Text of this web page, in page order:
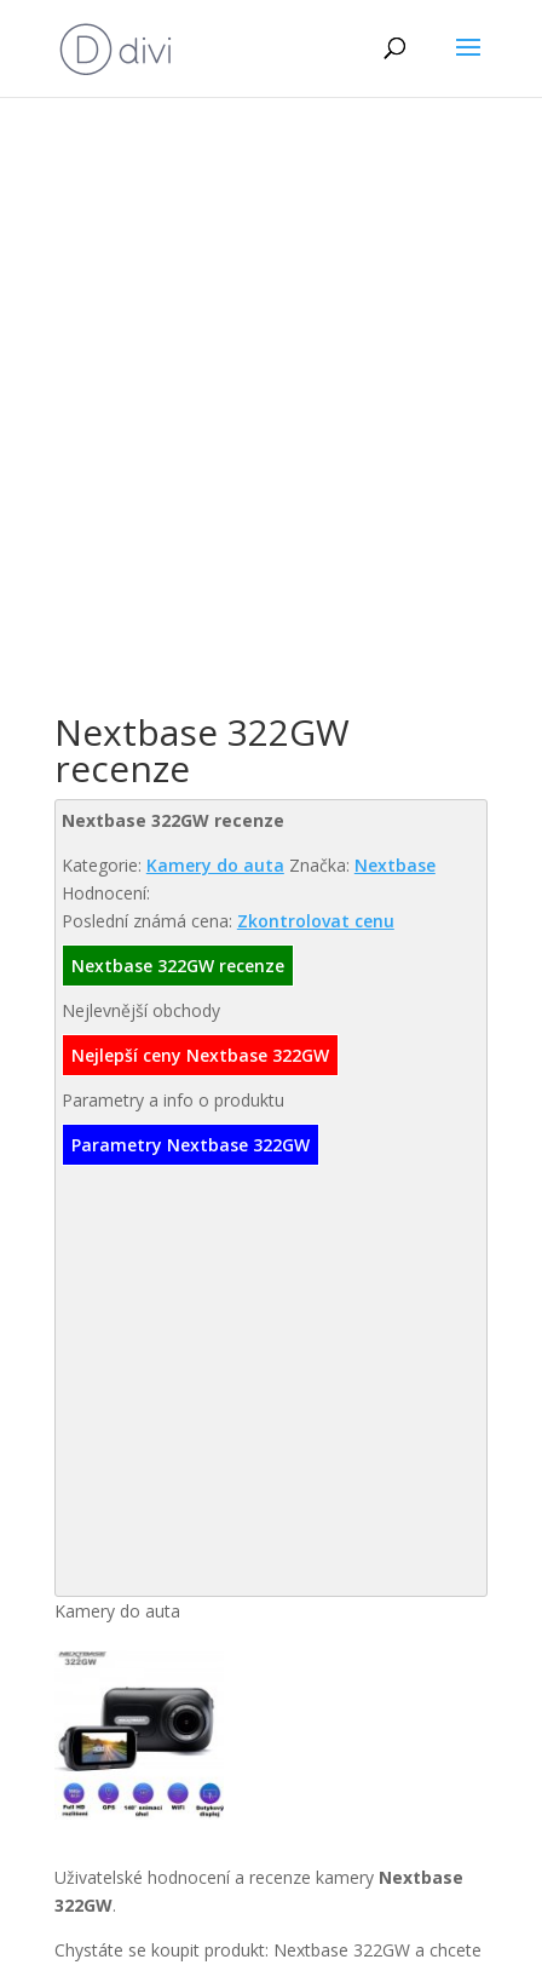
Nextbase 322GW
recenze
Nextbase 322GW recenze
Kategorie: Kamery do auta Značka: Nextbase
Hodnocení:
Poslední známá cena: Zkontrolovat cenu
Nextbase 322GW recenze
Nejlevnější obchody
Nejlepší ceny Nextbase 322GW
Parametry a info o produktu
Parametry Nextbase 322GW
Kamery do auta
Uživatelské hodnocení a recenze kamery Nextbase
322GW.
Chystáte se koupit produkt: Nextbase 322GW a chcete